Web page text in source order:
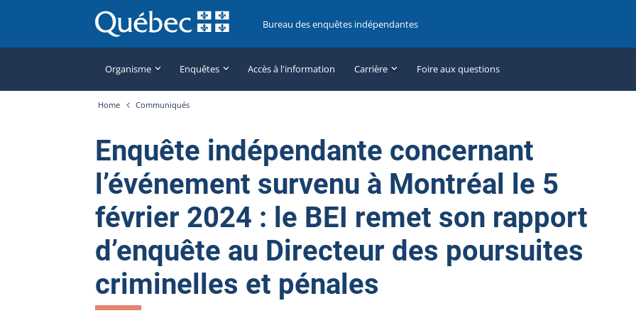
Bureau des enquêtes indépendantes
Organisme Enquêtes Accès à l'information Carrière Foire aux questions
Home Communiqués
Enquête indépendante concernant
l’événement survenu à Montréal le 5
février 2024 : le BEI remet son rapport
d’enquête au Directeur des poursuites
criminelles et pénales